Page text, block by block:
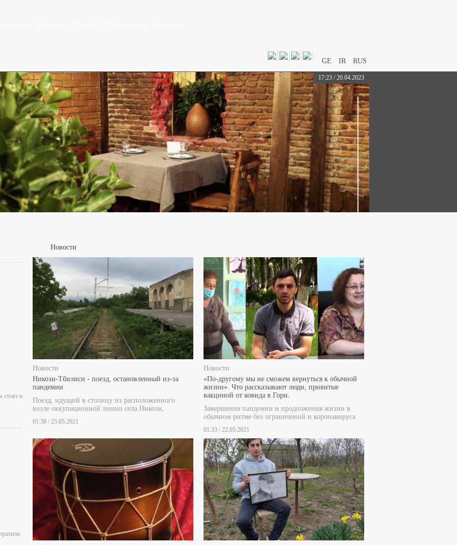
GE IR RUS
17:23 / 20.04.2023
стоят и
Новости
Новости
Никози-Тбилиси - поезд, остановленный из-за
пандемии
Поезд, идущий в столицу из расположенного
возле оккупационной линии села Никози,
01:38 / 25.05.2021
Новости
«По-другому мы не сможем вернуться к обычной
жизни». Что рассказывают люди, привитые
вакциной от ковида в Гори.
Завершения пандемии и продолжения жизни в
обычном ритме без ограничений и коронавируса
01:33 / 22.05.2021